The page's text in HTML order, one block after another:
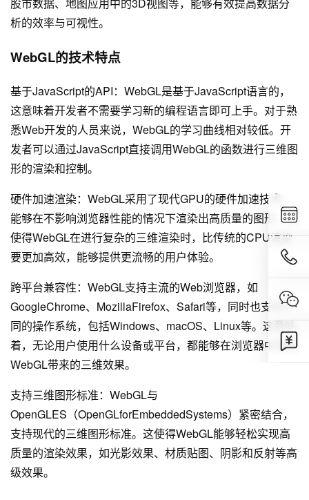
股市数据、地图应用中的3D视图等，能够有效提高数据分
析的效率与可视性。
WebGL的技术特点
基于JavaScript的API：WebGL是基于JavaScript语言的，
这意味着开发者不需要学习新的编程语言即可上手。对于熟
悉Web开发的人员来说，WebGL的学习曲线相对较低。开
发者可以通过JavaScript直接调用WebGL的函数进行三维图
形的渲染和控制。
硬件加速渲染：WebGL采用了现代GPU的硬件加速技术，
能够在不影响浏览器性能的情况下渲染出高质量的图形。这
使得WebGL在进行复杂的三维渲染时，比传统的CPU渲染
要更加高效，能够提供更流畅的用户体验。
跨平台兼容性：WebGL支持主流的Web浏览器，如
GoogleChrome、MozillaFirefox、Safari等，同时也支持不
同的操作系统，包括Windows、macOS、Linux等。这意味
着，无论用户使用什么设备或平台，都能够在浏览器中享受
WebGL带来的三维效果。
支持三维图形标准：WebGL与
OpenGLES（OpenGLforEmbeddedSystems）紧密结合，
支持现代的三维图形标准。这使得WebGL能够轻松实现高
质量的渲染效果，如光影效果、材质贴图、阴影和反射等高
级效果。